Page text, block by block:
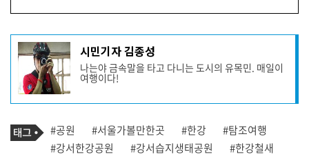
기
사
작
성
자
프
필
시민기자 김종성
나는야 금속말을 타고 다니는 도시의 유목민. 매일이
여행이다!
기
사
관
련
태
그
#공원 #서울가볼만한곳 #한강
#탐조여행
#강서한강공원
#강서습지생태공원 #한강철새